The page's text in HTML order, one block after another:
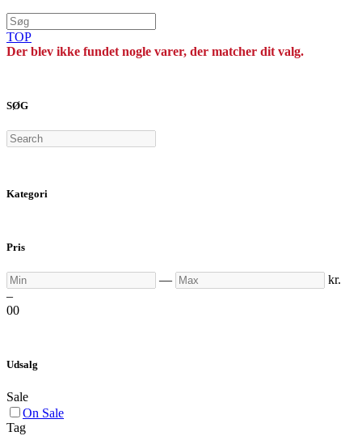
TOP
Der blev ikke fundet nogle varer, der matcher dit valg.
SØG
Search
Kategori
Pris
Min — Max
kr.
–
00
Udsalg
Sale
On Sale
Tag